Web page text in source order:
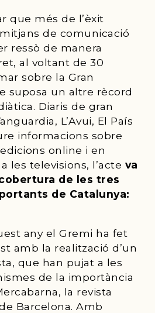
que més de l’èxit
de comunicació
ressò de manera
al voltant de 30
sobre la Gran
suposa un altre rècord
Diaris de gran
L’Avui, El País
informacions sobre
online i en
les televisions, l’acte va
de les tres
de Catalunya:
any el Gremi ha fet
amb la realització d’un
que han pujat a les
de la importància
la revista
Barcelona. Amb